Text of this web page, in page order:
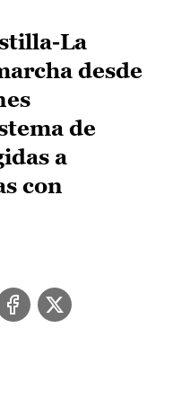
La
desde
de
a
con